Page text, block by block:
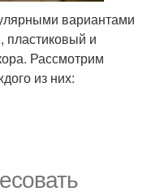
вариантами
пластиковый и
Рассмотрим
из них: